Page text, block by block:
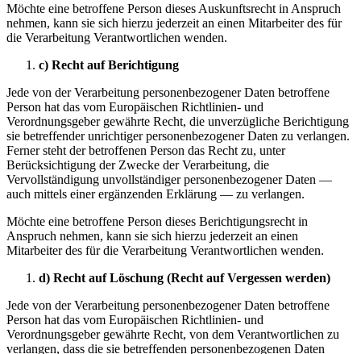
Möchte eine betroffene Person dieses Auskunftsrecht in Anspruch
nehmen, kann sie sich hierzu jederzeit an einen Mitarbeiter des für
die Verarbeitung Verantwortlichen wenden.
c) Recht auf Berichtigung
Jede von der Verarbeitung personenbezogener Daten betroffene
Person hat das vom Europäischen Richtlinien- und
Verordnungsgeber gewährte Recht, die unverzügliche Berichtigung
sie betreffender unrichtiger personenbezogener Daten zu verlangen.
Ferner steht der betroffenen Person das Recht zu, unter
Berücksichtigung der Zwecke der Verarbeitung, die
Vervollständigung unvollständiger personenbezogener Daten —
auch mittels einer ergänzenden Erklärung — zu verlangen.
Möchte eine betroffene Person dieses Berichtigungsrecht in
Anspruch nehmen, kann sie sich hierzu jederzeit an einen
Mitarbeiter des für die Verarbeitung Verantwortlichen wenden.
d) Recht auf Löschung (Recht auf Vergessen werden)
Jede von der Verarbeitung personenbezogener Daten betroffene
Person hat das vom Europäischen Richtlinien- und
Verordnungsgeber gewährte Recht, von dem Verantwortlichen zu
verlangen, dass die sie betreffenden personenbezogenen Daten